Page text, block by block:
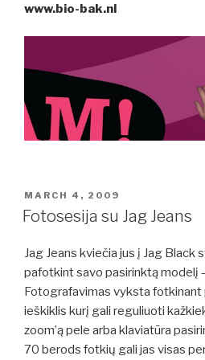
www.bio-bak.nl
POSTED
ON
MARCH 4, 2009
Fotosesija su Jag Jeans
Jag Jeans kviečia jus į Jag
pafotkint savo pasirinktą modelį
Fotografavimas vyksta fotkinant
ieškiklis kurį gali reguliuoti
zoom’ą pele arba klaviatūra
70 berods fotkių gali jas visas